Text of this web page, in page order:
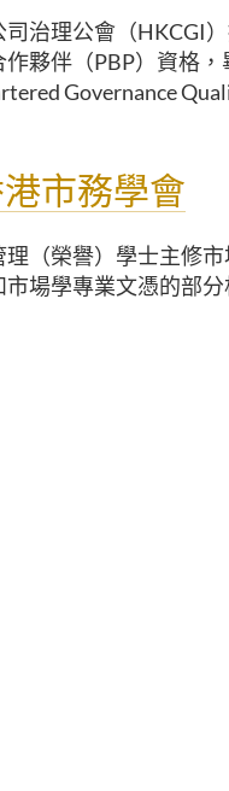
司治理公會（HKCGI
作夥伴（PBP）資格
Governance
市務學會
理（榮譽）學士主修
市場學專業文憑的部分